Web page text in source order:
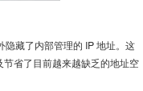
藏了内部管理的 IP 地址。这
省了目前越来越缺乏的地址空